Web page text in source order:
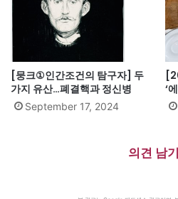
[뭉크①인간조건의 탐구자] 두
가지 유산…폐결핵과 정신병
September 17, 2024
‘
의견 남